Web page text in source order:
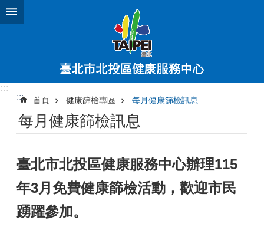
跳到主要內容區塊
:::
:::
首頁 健康篩檢專區 每月健康篩檢訊息
每月健康篩檢訊息
臺北市北投區健康服務中心辦理115
年3月免費健康篩檢活動，歡迎市民
踴躍參加。